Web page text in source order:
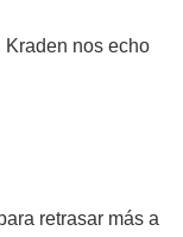
Kraden nos echo
retrasar más a